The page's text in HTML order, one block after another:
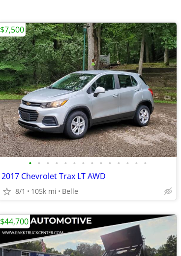
• • • • • • • • • • • • • •
2017 Chevrolet Trax LT AWD
8/1 105k mi Belle
$7,500
$44,700